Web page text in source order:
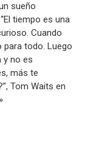
sueño
tiempo es una
Cuando
para todo. Luego
y no es
más te
Tom Waits en